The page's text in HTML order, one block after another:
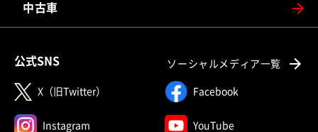
中古車
公式SNS ソーシャルメディア一覧
X（旧Twitter） Facebook
Instagram YouTube